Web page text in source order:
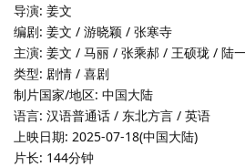
导演: 姜文
编剧: 姜文 / 游晓颖 / 张寒寺
主演: 姜文 / 马丽 / 张乘郝 / 王硕珑 / 陆
类型: 剧情 / 喜剧
制片国家/地区: 中国大陆
语言: 汉语普通话 / 东北方言 / 英语
上映日期: 2025-07-18(中国大陆)
片长: 144分钟